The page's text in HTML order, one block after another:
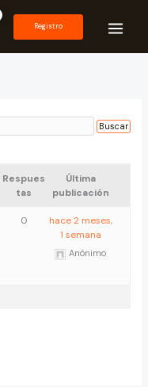
Registro
Respues
tas
Última
publicación
0
hace 2 meses,
1 semana
Anónimo